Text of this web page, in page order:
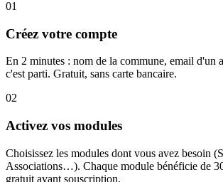
01
Créez votre compte
En 2 minutes : nom de la commune, email d'un
c'est parti. Gratuit, sans carte bancaire.
02
Activez vos modules
Choisissez les modules dont vous avez besoin
Associations…). Chaque module bénéficie de
gratuit avant souscription.